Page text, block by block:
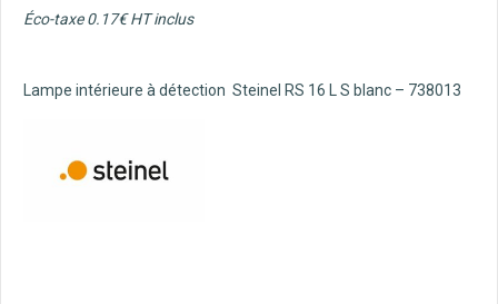
Éco-taxe 0.17€ HT inclus
Lampe intérieure à détection Steinel RS 16 L S blanc – 738013